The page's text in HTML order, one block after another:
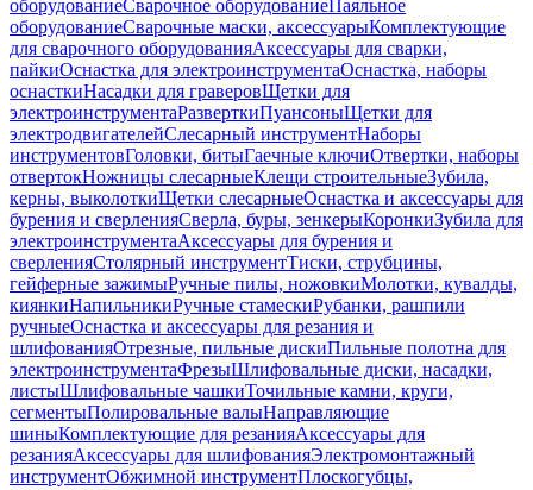
оборудованиеСварочное оборудованиеПаяльное
оборудованиеСварочные маски, аксессуарыКомплектующие
для сварочного оборудованияАксессуары для сварки,
пайкиОснастка для электроинструментаОснастка, наборы
оснасткиНасадки для граверовЩетки для
электроинструментаРазверткиПуансоныЩетки для
электродвигателейСлесарный инструментНаборы
инструментовГоловки, битыГаечные ключиОтвертки, наборы
отвертокНожницы слесарныеКлещи строительныеЗубила,
керны, выколоткиЩетки слесарныеОснастка и аксессуары для
бурения и сверленияСверла, буры, зенкерыКоронкиЗубила для
электроинструментаАксессуары для бурения и
сверленияСтолярный инструментТиски, струбцины,
гейферные зажимыРучные пилы, ножовкиМолотки, кувалды,
киянкиНапильникиРучные стамескиРубанки, рашпили
ручныеОснастка и аксессуары для резания и
шлифованияОтрезные, пильные дискиПильные полотна для
электроинструментаФрезыШлифовальные диски, насадки,
листыШлифовальные чашкиТочильные камни, круги,
сегментыПолировальные валыНаправляющие
шиныКомплектующие для резанияАксессуары для
резанияАксессуары для шлифованияЭлектромонтажный
инструментОбжимной инструментПлоскогубцы,